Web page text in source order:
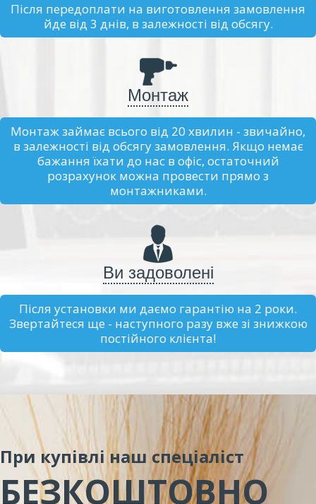
Після передоплати на виготовлення замовлення
йде від 3 днів, в залежності від обсягу.
Монтаж
Монтаж займає всього від 20 хвилин - звичайно,
в залежності від обсягу замовлення. Якщо немає
бажання їхати до нас в офіс, остаточний
розрахунок можна провести прямо з
монтажниками.
Ви задоволені
Після установки ми даємо гарантію на 2 роки.
Звертайтеся ще - наступного разу вже зі знижкою
постійного клієнта!
При купівлі наш спеціаліст
БЕЗКОШТОВНО